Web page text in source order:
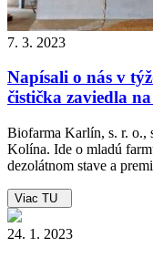
7. 3. 2023
Napísali o nás v
čistička zaviedla
Biofarma Karlín, s. r. o.,
Kolína. Ide o mladú
dezolátnom stave a
Viac TU
24. 1. 2023